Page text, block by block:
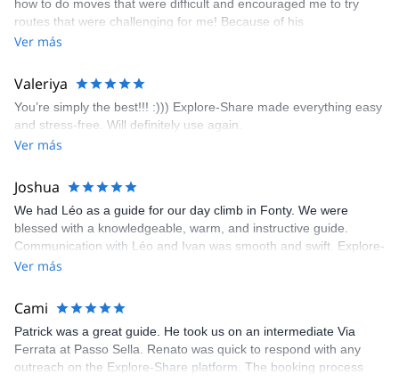
enjoyed. The communication from the team (Gauthier) was
prompt and clear—highly recommend!
how to do moves that were difficult and encouraged me to try
routes that were challenging for me! Because of his
encouragement, I managed to complete these routes! I really
area. The weather was perfect, no direct sun and cool enough to
enjoy the climbs. Explore-Share made booking an outdoor
climbing experience in Lisbon extremely easy. Luis, our guide,
was fantastic, and the platform’s organization was flawless.
Ver más
Valeriya
You’re simply the best!!! :))) Explore-Share made everything easy
and stress-free. Will definitely use again.
Ver más
Joshua
We had Léo as a guide for our day climb in Fonty. We were
blessed with a knowledgeable, warm, and instructive guide.
Communication with Léo and Ivan was smooth and swift. Explore-
Share was excellent in arranging everything for our day climb.
making our adventure stress-free.
Ver más
Cami
Patrick was a great guide. He took us on an intermediate Via
Ferrata at Passo Sella. Renato was quick to respond with any
outreach on the Explore-Share platform. The booking process